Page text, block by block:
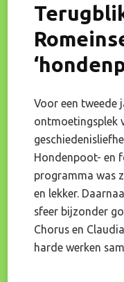
Voor een tweede
ontmoetingsplek
Hondenpoot- en
programma was
en lekker.
sfeer bijzonder
Chorus en
harde werken